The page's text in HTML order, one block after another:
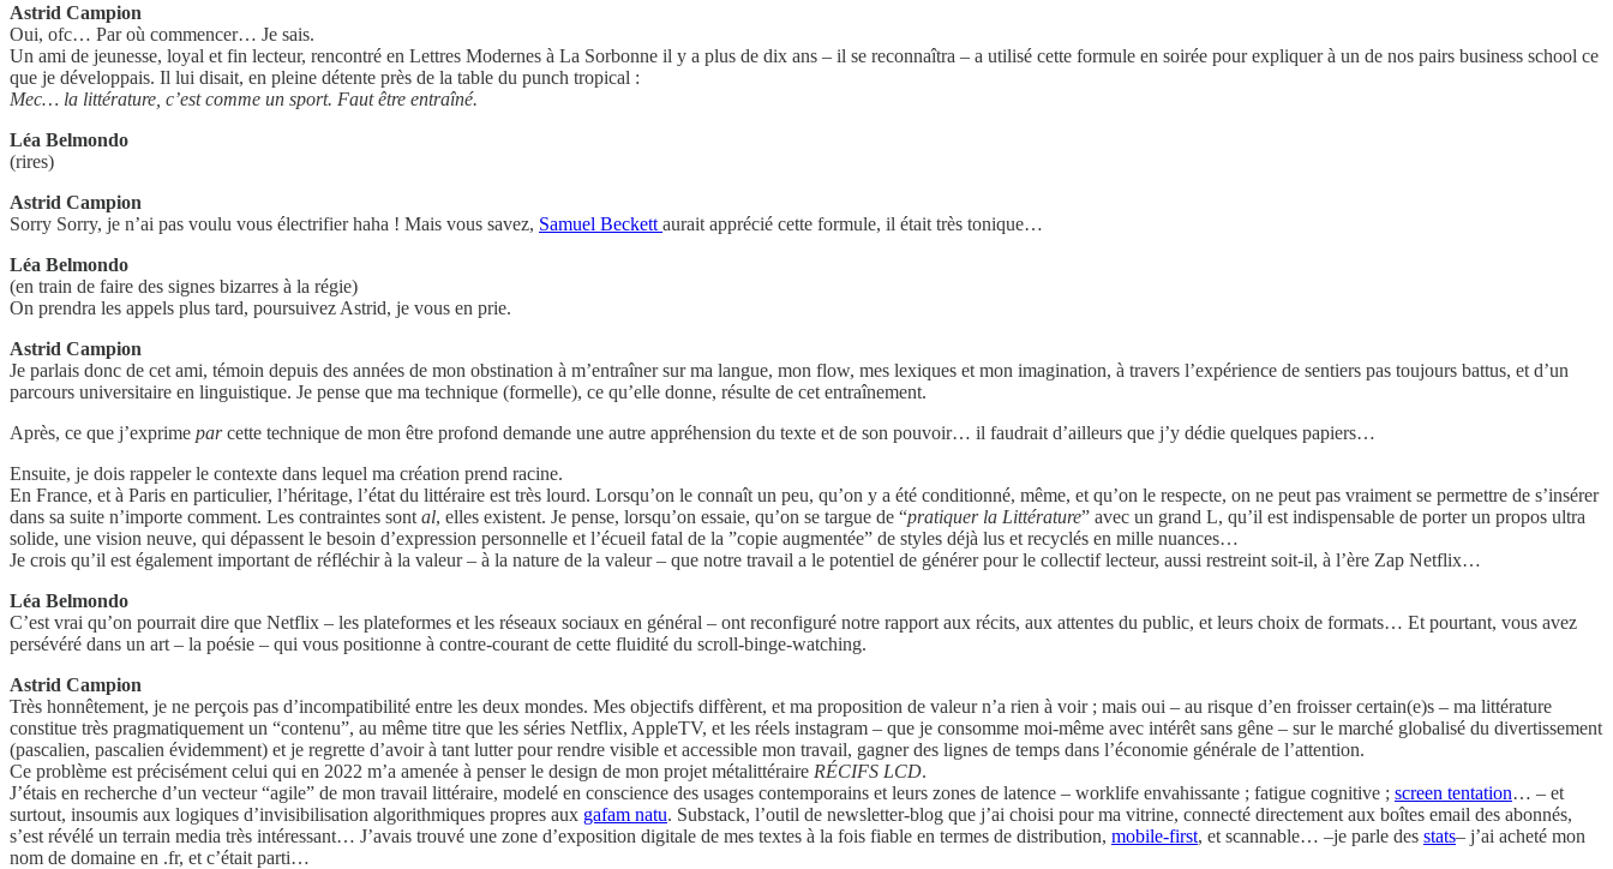
Astrid Campion
Oui, ofc… Par où commencer… Je sais.
Un ami de jeunesse, loyal et fin lecteur, rencontré en Lettres Modernes à La Sorbonne il y a plus de dix ans – il se reconnaîtra – a utilisé cette formule en soirée pour expliquer à un de nos pairs business school ce
que je développais. Il lui disait, en pleine détente près de la table du punch tropical :
Mec… la littérature, c’est comme un sport. Faut être entraîné.
Léa Belmondo
(rires)
Astrid Campion
Sorry Sorry, je n’ai pas voulu vous électrifier haha ! Mais vous savez, Samuel Beckett aurait apprécié cette formule, il était très tonique…
Léa Belmondo
(en train de faire des signes bizarres à la régie)
On prendra les appels plus tard, poursuivez Astrid, je vous en prie.
Astrid Campion
Je parlais donc de cet ami, témoin depuis des années de mon obstination à m’entraîner sur ma langue, mon flow, mes lexiques et mon imagination, à travers l’expérience de sentiers pas toujours battus, et d’un
parcours universitaire en linguistique. Je pense que ma technique (formelle), ce qu’elle donne, résulte de cet entraînement.
Après, ce que j’exprime parcette technique de mon être profond demande une autre appréhension du texte et de son pouvoir… il faudrait d’ailleurs que j’y dédie quelques papiers…
Ensuite, je dois rappeler le contexte dans lequel ma création prend racine.
En France, et à Paris en particulier, l’héritage, l’état du littéraire est très lourd. Lorsqu’on le connaît un peu, qu’on y a été conditionné, même, et qu’on le respecte, on ne peut pas vraiment se permettre de s’insérer
dans sa suite n’importe comment. Les contraintes sont al, elles existent. Je pense, lorsqu’on essaie, qu’on se targue de “pratiquer la Littérature” avec un grand L, qu’il est indispensable de porter un propos ultra
solide, une vision neuve, qui dépassent le besoin d’expression personnelle et l’écueil fatal de la ”copie augmentée” de styles déjà lus et recyclés en mille nuances…
Je crois qu’il est également important de réfléchir à la valeur – à la nature de la valeur – que notre travail a le potentiel de générer pour le collectif lecteur, aussi restreint soit-il, à l’ère Zap Netflix…
Léa Belmondo
C’est vrai qu’on pourrait dire que Netflix – les plateformes et les réseaux sociaux en général – ont reconfiguré notre rapport aux récits, aux attentes du public, et leurs choix de formats… Et pourtant, vous avez
persévéré dans un art – la poésie – qui vous positionne à contre-courant de cette fluidité du scroll-binge-watching.
Astrid Campion
Très honnêtement, je ne perçois pas d’incompatibilité entre les deux mondes. Mes objectifs diffèrent, et ma proposition de valeur n’a rien à voir ; mais oui – au risque d’en froisser certain(e)s – ma littérature
constitue très pragmatiquement un “contenu”, au même titre que les séries Netflix, AppleTV, et les réels instagram – que je consomme moi-même avec intérêt sans gêne – sur le marché globalisé du divertissement
(pascalien, pascalien évidemment) et je regrette d’avoir à tant lutter pour rendre visible et accessible mon travail, gagner des lignes de temps dans l’économie générale de l’attention.
Ce problème est précisément celui qui en 2022 m’a amenée à penser le design de mon projet métalittéraire RÉCIFS LCD.
J’étais en recherche d’un vecteur “agile” de mon travail littéraire, modelé en conscience des usages contemporains et leurs zones de latence – worklife envahissante ; fatigue cognitive ; screen tentation… – et
surtout, insoumis aux logiques d’invisibilisation algorithmiques propres aux gafam natu. Substack, l’outil de newsletter-blog que j’ai choisi pour ma vitrine, connecté directement aux boîtes email des abonnés,
s’est révélé un terrain media très intéressant… J’avais trouvé une zone d’exposition digitale de mes textes à la fois fiable en termes de distribution, mobile-first, et scannable… –je parle des stats– j’ai acheté mon
nom de domaine en .fr, et c’était parti…